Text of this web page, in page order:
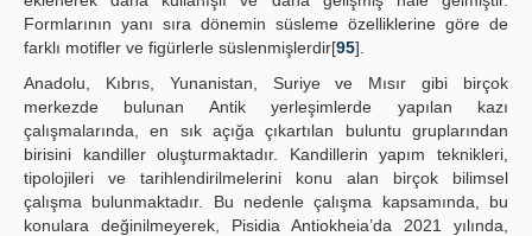
Formlarının yanı sıra dönemin süsleme özelliklerine göre de
farklı motifler ve figürlerle süslenmişlerdir[95].
Anadolu, Kıbrıs, Yunanistan, Suriye ve Mısır gibi birçok
merkezde bulunan Antik yerleşimlerde yapılan kazı
çalışmalarında, en sık açığa çıkartılan buluntu gruplarından
birisini kandiller oluşturmaktadır. Kandillerin yapım teknikleri,
tipolojileri ve tarihlendirilmelerini konu alan birçok bilimsel
çalışma bulunmaktadır. Bu nedenle çalışma kapsamında, bu
konulara değinilmeyerek, Pisidia Antiokheia’da 2021 yılında,